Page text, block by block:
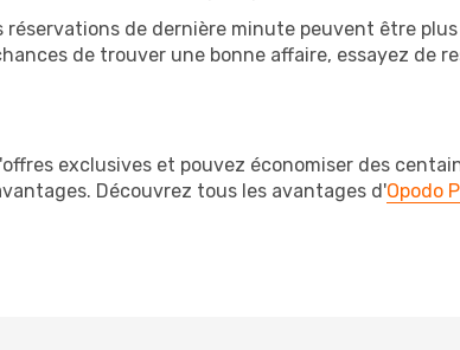
de dernière minute peuvent être
de trouver une bonne affaire, essayez de
exclusives et pouvez économiser des
Découvrez tous les avantages d'Opodo